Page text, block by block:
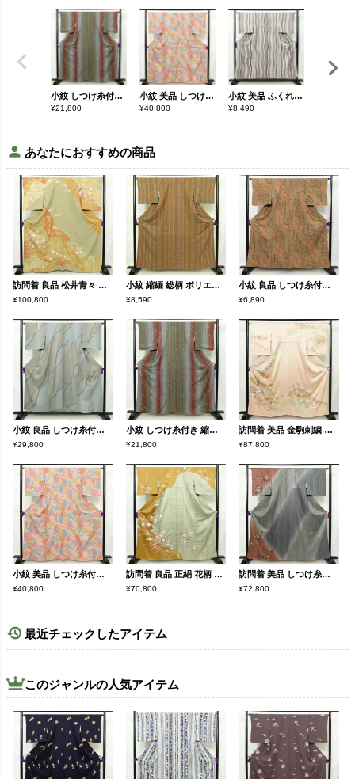
小紋 しつけ糸付き 縮緬 正絹 花柄 袷仕立て 身丈159.5cm 裄丈65.5cm 小紋着物 多色使い
¥21,800
小紋 美品 しつけ糸付き 縮緬 総柄 正絹 古典柄 袷仕立て 身丈161.5cm 裄丈65cm リサイクル着物 着物 菊 亀甲 流水 露芝 多色使い
¥40,800
小紋 美品 ふくれ織 総柄 正絹 縞柄・線柄 袷仕立て 身丈152.5cm 裄丈64.5cm 一部しつけ糸付き 金彩 着物 古典柄 多色使い
¥8,490
あなたにおすすめの商品
訪問着 良品 松井青々 落款入り 伊達衿付き 金駒刺繍 一つ紋付き 正絹 古典柄 袷仕立て 身丈165cm 裄丈67.5cm リサイクル着物 着物 刺繍 箔 共八掛 金彩 パーティー フォーマル 華やか 多色使い
¥100,800
小紋 縮緬 総柄 ポリエステル 縞柄・線柄 袷仕立て 身丈161cm 裄丈65.5cm リサイクル着物 着物 多色使い
¥8,590
小紋 良品 しつけ糸付き 正絹 幾何学柄・抽象柄 袷仕立て 身丈159cm 裄丈65.5cm 小紋着物 多色使い
¥6,890
小紋 良品 しつけ糸付き ふくれ織 正絹 幾何学柄・抽象柄 袷仕立て 身丈152cm 裄丈65cm リサイクル着物 着物 多色使い
¥29,800
小紋 しつけ糸付き 縮緬 正絹 花柄 袷仕立て 身丈159.5cm 裄丈65.5cm 小紋着物 多色使い
¥21,800
訪問着 美品 金駒刺繍 綸子 正絹 古典柄 袷仕立て 身丈161cm 裄丈65cm リサイクル着物 着物 箔 金彩 入学式 卒業式 結婚式 七五三 お宮参り フォーマル 菊 ピンク
¥87,800
小紋 美品 しつけ糸付き 縮緬 総柄 正絹 古典柄 袷仕立て 身丈161.5cm 裄丈65cm リサイクル着物 着物 菊 亀甲 流水 露芝 多色使い
¥40,800
訪問着 良品 正絹 花柄 袷仕立て 身丈161.5cm 裄丈66.5cm リサイクル着物 着物 刺繍 金彩 入学式 卒業式 七五三 お宮参り フォーマル 多色使い
¥70,800
訪問着 美品 しつけ糸付き 正絹 花柄 袷仕立て 身丈161cm 裄丈63.5cm リサイクル着物 着物 箔 金彩 入学式 卒業式 お宮参り フォーマル 桜 多色使い
¥72,800
最近チェックしたアイテム
このジャンルの人気アイテム